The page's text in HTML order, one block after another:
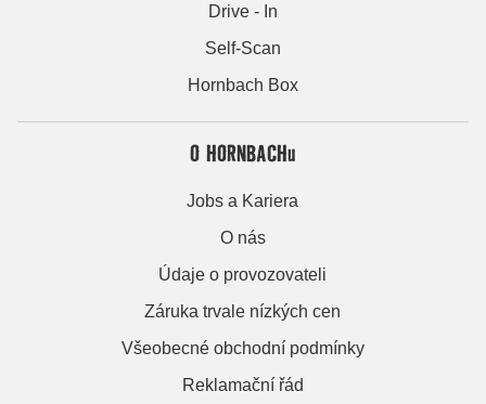
Drive - In
Self-Scan
Hornbach Box
O HORNBACHu
Jobs a Kariera
O nás
Údaje o provozovateli
Záruka trvale nízkých cen
Všeobecné obchodní podmínky
Reklamační řád